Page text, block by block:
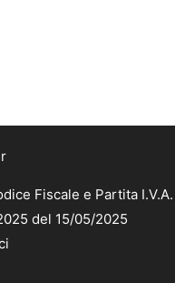
Fiscale e Partita
del 15/05/2025